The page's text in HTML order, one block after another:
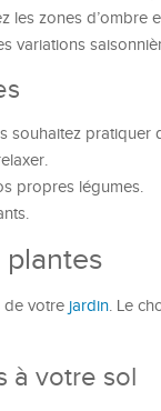
les zones d’ombre
variations
souhaitez pratiquer
propres légumes.
de votre jardin. Le
à votre sol